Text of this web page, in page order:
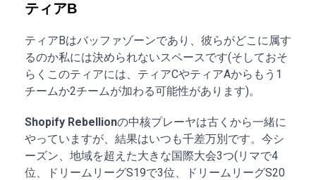
ティアB
ティアBはバッファゾーンであり、彼らがどこに属す
るのか私には決められないスペースです(そしておそ
らくこのティアには、ティアCやティアAからもう1
チームか2チームが加わる可能性があります)。
Shopify Rebellionの中核プレーヤは古くから一緒に
やっていますが、結果はいつも千差万別です。今シ
ーズン、地域を超えた大きな国際大会3つ(リマで4
位、ドリームリーグS19で3位、ドリームリーグS20